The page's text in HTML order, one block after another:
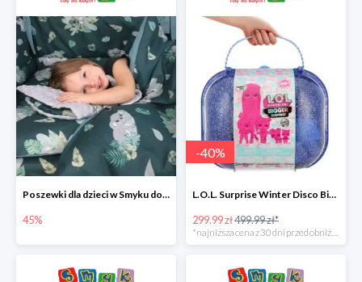
Poszewki dla dzieci w Smyku do -45%
45%
-40%
L.O.L. Surprise Winter Disco Bigger Surprise Zestaw laleczek w walizce -40%
299.99 zł499.99 zł*